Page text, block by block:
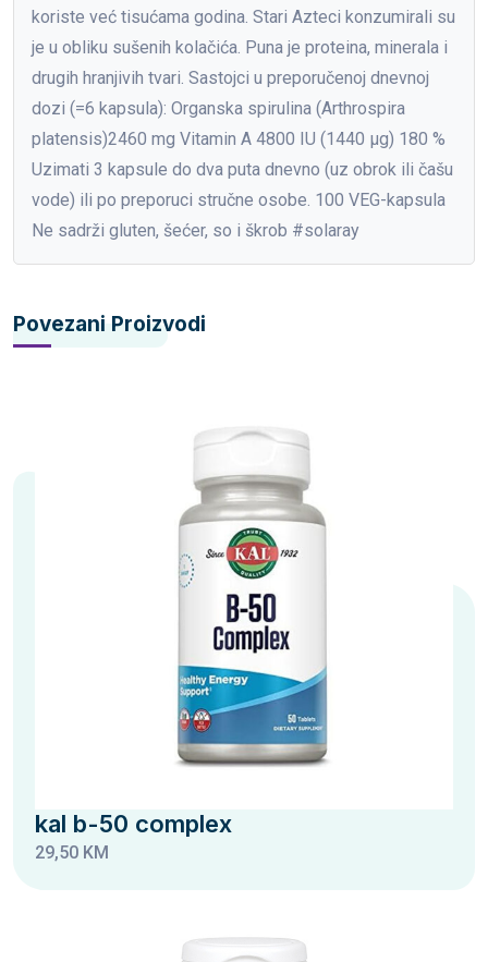
koriste već tisućama godina. Stari Azteci konzumirali su
je u obliku sušenih kolačića. Puna je proteina, minerala i
drugih hranjivih tvari. Sastojci u preporučenoj dnevnoj
dozi (=6 kapsula): Organska spirulina (Arthrospira
platensis)2460 mg Vitamin A 4800 IU (1440 μg) 180 %
Uzimati 3 kapsule do dva puta dnevno (uz obrok ili čašu
vode) ili po preporuci stručne osobe. 100 VEG-kapsula
Ne sadrži gluten, šećer, so i škrob #solaray
Povezani Proizvodi
kal b-50 complex
29,50 KM